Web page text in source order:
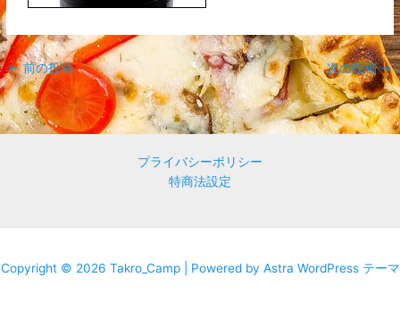
← 前の投稿 次の投稿→
プライバシーポリシー
特商法設定
Copyright © 2026 Takro_Camp | Powered by Astra WordPress テーマ